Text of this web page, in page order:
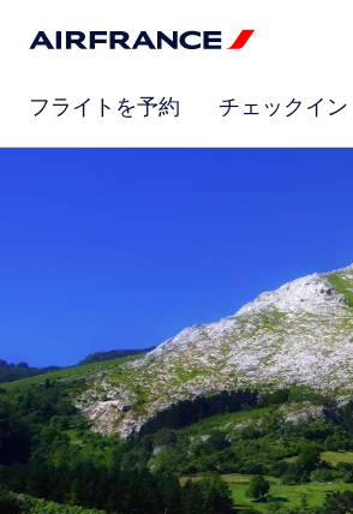
フライトを予約 チェックイン